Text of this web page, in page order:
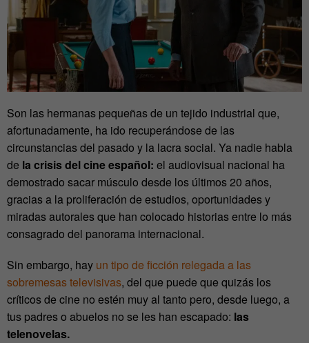
Son las hermanas pequeñas de un tejido industrial que,
afortunadamente, ha ido recuperándose de las
circunstancias del pasado y la lacra social. Ya nadie habla
de la crisis del cine español: el audiovisual nacional ha
demostrado sacar músculo desde los últimos 20 años,
gracias a la proliferación de estudios, oportunidades y
miradas autorales que han colocado historias entre lo más
consagrado del panorama internacional.
Sin embargo, hay un tipo de ficción relegada a las
sobremesas televisivas, del que puede que quizás los
críticos de cine no estén muy al tanto pero, desde luego, a
tus padres o abuelos no se les han escapado: las
telenovelas.